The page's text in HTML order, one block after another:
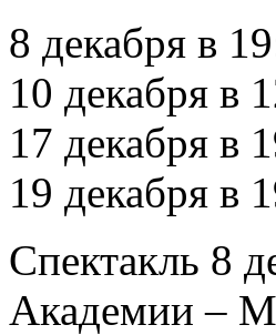
8 декабря в
10 декабря в
17 декабря в
19 декабря в
Спектакль 8
Академии –